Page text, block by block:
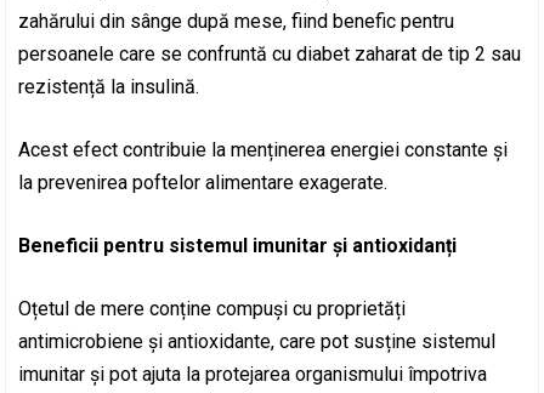
zahărului din sânge după mese, fiind benefic pentru
persoanele care se confruntă cu diabet zaharat de tip 2 sau
rezistență la insulină.
Acest efect contribuie la menținerea energiei constante și
la prevenirea poftelor alimentare exagerate.
Beneficii pentru sistemul imunitar și antioxidanți
Oțetul de mere conține compuși cu proprietăți
antimicrobiene și antioxidante, care pot susține sistemul
imunitar și pot ajuta la protejarea organismului împotriva